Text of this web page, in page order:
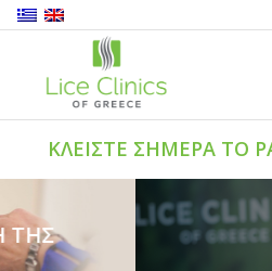
ΚΛΕΙΣΤΕ ΣΗΜΕΡΑ ΤΟ